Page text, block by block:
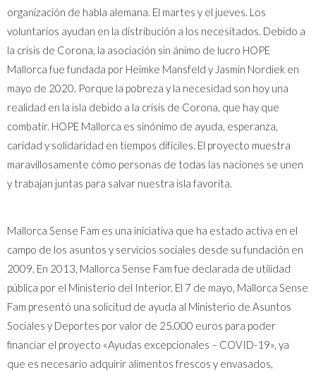
organización de habla alemana. El martes y el jueves. Los
voluntarios ayudan en la distribución a los necesitados. Debido a
la crisis de Corona, la asociación sin ánimo de lucro HOPE
Mallorca fue fundada por Heimke Mansfeld y Jasmin Nordiek en
mayo de 2020. Porque la pobreza y la necesidad son hoy una
realidad en la isla debido a la crisis de Corona, que hay que
combatir. HOPE Mallorca es sinónimo de ayuda, esperanza,
caridad y solidaridad en tiempos difíciles. El proyecto muestra
maravillosamente cómo personas de todas las naciones se unen
y trabajan juntas para salvar nuestra isla favorita.
Mallorca Sense Fam es una iniciativa que ha estado activa en el
campo de los asuntos y servicios sociales desde su fundación en
2009. En 2013, Mallorca Sense Fam fue declarada de utilidad
pública por el Ministerio del Interior. El 7 de mayo, Mallorca Sense
Fam presentó una solicitud de ayuda al Ministerio de Asuntos
Sociales y Deportes por valor de 25.000 euros para poder
financiar el proyecto «Ayudas excepcionales – COVID-19», ya
que es necesario adquirir alimentos frescos y envasados,